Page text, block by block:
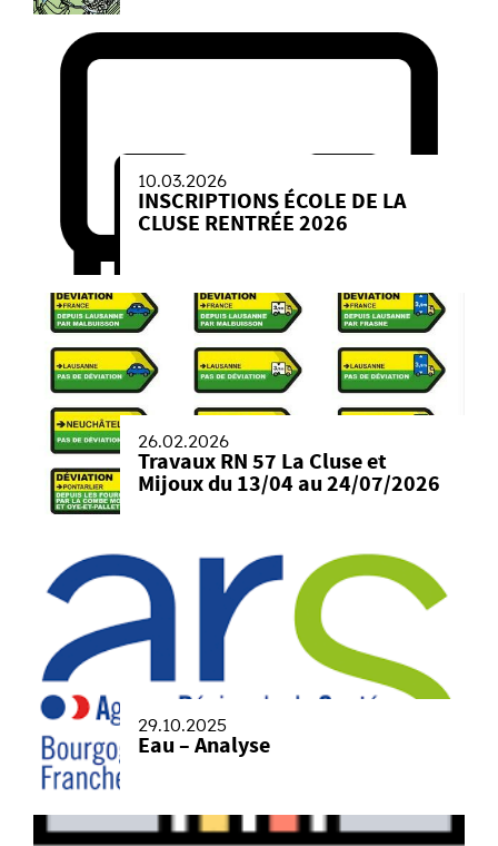
10.03.2026
INSCRIPTIONS ÉCOLE DE LA
CLUSE RENTRÉE 2026
26.02.2026
Travaux RN 57 La Cluse et
Mijoux du 13/04 au 24/07/2026
29.10.2025
Eau – Analyse